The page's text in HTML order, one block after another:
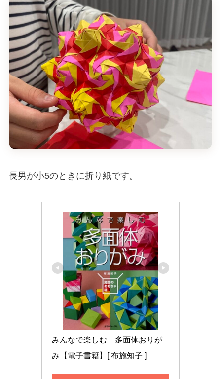
長男が小5のときに折り紙です。
みんなで楽しむ　多面体おりが
み【電子書籍】[ 布施知子 ]